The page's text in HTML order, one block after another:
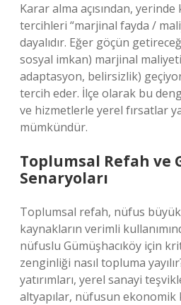
Karar alma açısından, yerinde
tercihleri “marjinal fayda /
dayalıdır. Eğer göçün
sosyal imkan) marjinal
adaptasyon, belirsizlik)
tercih eder. İlçe olarak bu
ve hizmetlerle yerel fırsatlar
mümkündür.
Toplumsal Refah ve
Senaryoları
Toplumsal refah, nüfus
kaynakların verimli
nüfuslu Gümüşhacıköy için
zenginliği nasıl topluma
yatırımları, yerel sanayi
altyapılar, nüfusun ekonomik